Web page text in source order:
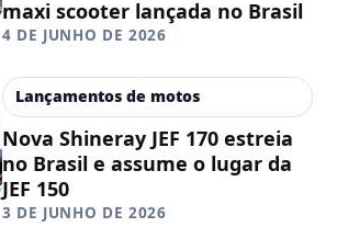
maxi scooter lançada no Brasil
4 DE JUNHO DE 2026
Lançamentos de motos
Nova Shineray JEF 170 estreia
no Brasil e assume o lugar da
JEF 150
3 DE JUNHO DE 2026